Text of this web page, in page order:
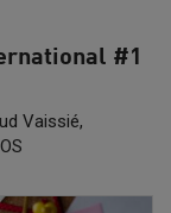
#1
Vaissié,